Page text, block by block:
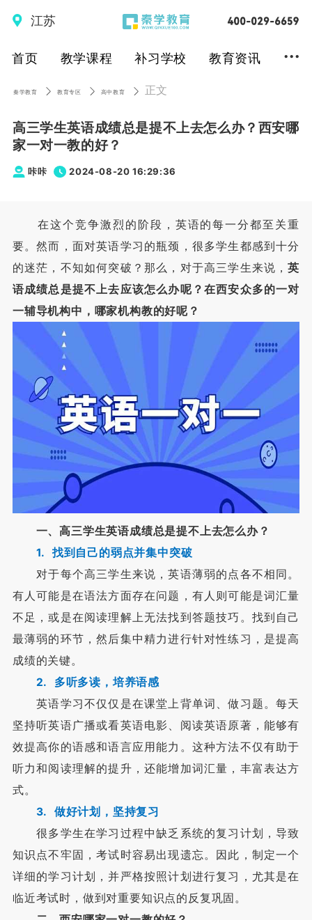
江苏
首页 教学课程 补习学校 教育资讯 ...
秦学教育 教育专区 高中教育 正文
高三学生英语成绩总是提不上去怎么办？西安哪
家一对一教的好？
咔咔 2024-08-20 16:29:36
在这个竞争激烈的阶段，英语的每一分都至关重
要。然而，面对英语学习的瓶颈，很多学生都感到十分
的迷茫，不知如何突破？那么，对于高三学生来说，英
语成绩总是提不上去应该怎么办呢？在西安众多的一对
一辅导机构中，哪家机构教的好呢？
一、高三学生英语成绩总是提不上去怎么办？
1. 找到自己的弱点并集中突破
对于每个高三学生来说，英语薄弱的点各不相同。
有人可能是在语法方面存在问题，有人则可能是词汇量
不足，或是在阅读理解上无法找到答题技巧。找到自己
最薄弱的环节，然后集中精力进行针对性练习，是提高
成绩的关键。
2. 多听多读，培养语感
英语学习不仅仅是在课堂上背单词、做习题。每天
坚持听英语广播或看英语电影、阅读英语原著，能够有
效提高你的语感和语言应用能力。这种方法不仅有助于
听力和阅读理解的提升，还能增加词汇量，丰富表达方
式。
3. 做好计划，坚持复习
很多学生在学习过程中缺乏系统的复习计划，导致
知识点不牢固，考试时容易出现遗忘。因此，制定一个
详细的学习计划，并严格按照计划进行复习，尤其是在
临近考试时，做到对重要知识点的反复巩固。